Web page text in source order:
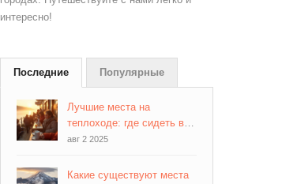
интересно!
Последние Популярные
Лучшие места на
теплоходе: где сидеть во
время речного круиза
авг 2 2025
Какие существуют места